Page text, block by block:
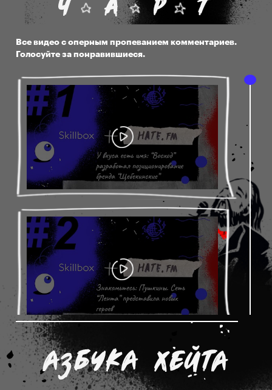
Все видео с оперным пропеванием комментариев.
Голосуйте за понравившиеся.